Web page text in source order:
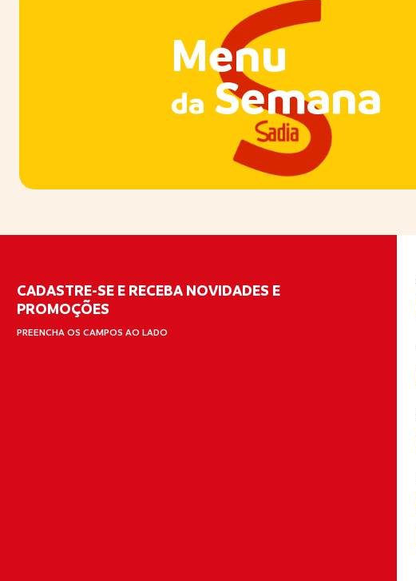
Menu
da Semana
CADASTRE-SE E RECEBA NOVIDADES E
PROMOÇÕES
PREENCHA OS CAMPOS AO LADO